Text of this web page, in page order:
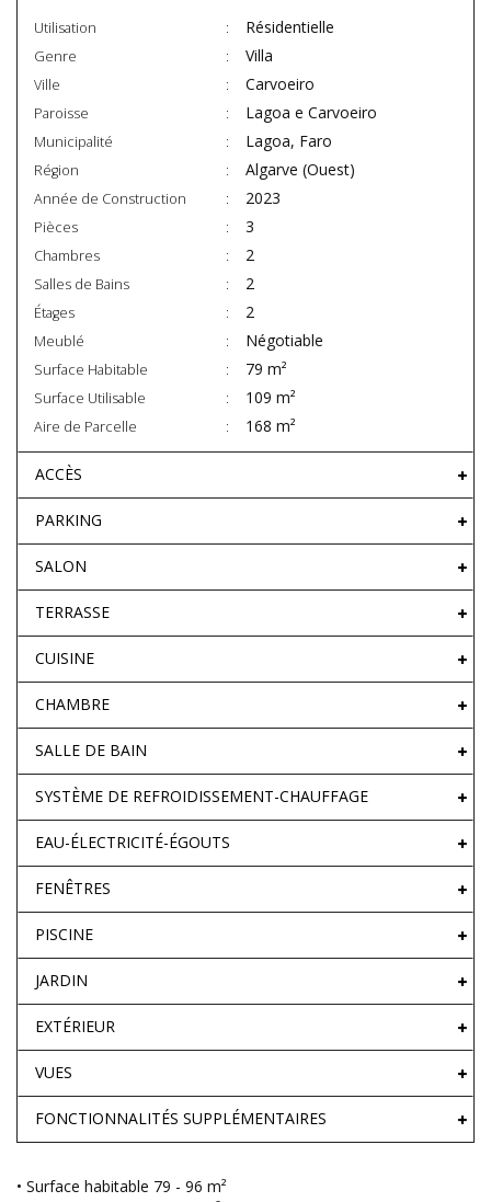
Utilisation Résidentielle
Genre Villa
Ville Carvoeiro
Paroisse Lagoa e Carvoeiro
Municipalité Lagoa, Faro
Région Algarve (Ouest)
Année de Construction 2023
Pièces 3
Chambres 2
Salles de Bains 2
Étages 2
Meublé Négotiable
Surface Habitable 79 m²
Surface Utilisable 109 m²
Aire de Parcelle 168 m²
ACCÈS
PARKING
SALON
TERRASSE
CUISINE
CHAMBRE
SALLE DE BAIN
SYSTÈME DE REFROIDISSEMENT-CHAUFFAGE
EAU-ÉLECTRICITÉ-ÉGOUTS
FENÊTRES
PISCINE
JARDIN
EXTÉRIEUR
VUES
FONCTIONNALITÉS SUPPLÉMENTAIRES
• Surface habitable 79 - 96 m²